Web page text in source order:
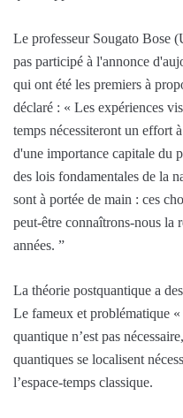
Le professeur Sougato Bose
pas participé à l'annonce
qui ont été les premiers à
déclaré : « Les expériences
temps nécessiteront un effort
d'une importance capitale du
des lois fondamentales de la
sont à portée de main : ces
peut-être connaîtrons-nous la
années. ”
La théorie postquantique a
Le fameux et problématique
quantique n’est pas
quantiques se localisent
l’espace-temps classique.